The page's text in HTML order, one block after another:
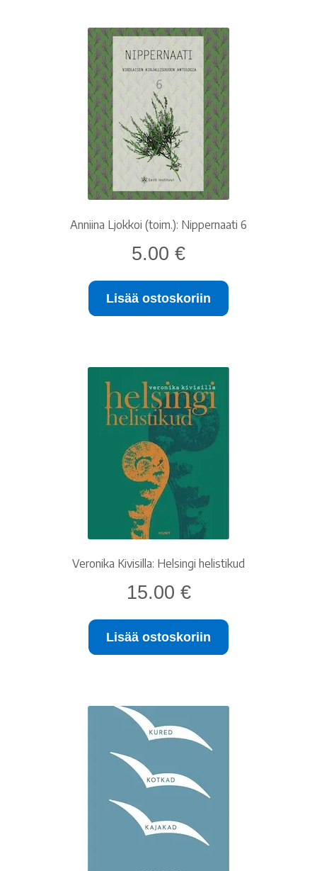
Anniina Ljokkoi (toim.): Nippernaati 6
5.00 €
Lisää ostoskoriin
Veronika Kivisilla: Helsingi helistikud
15.00 €
Lisää ostoskoriin